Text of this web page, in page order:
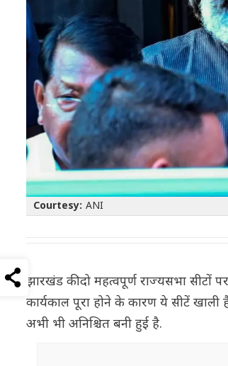
Courtesy: ANI
झारखंड की दो महत्वपूर्ण राज्यसभा
कार्यकाल पूरा होने के कारण ये सीटें खाली
अभी भी अनिश्चित बनी हुई है.